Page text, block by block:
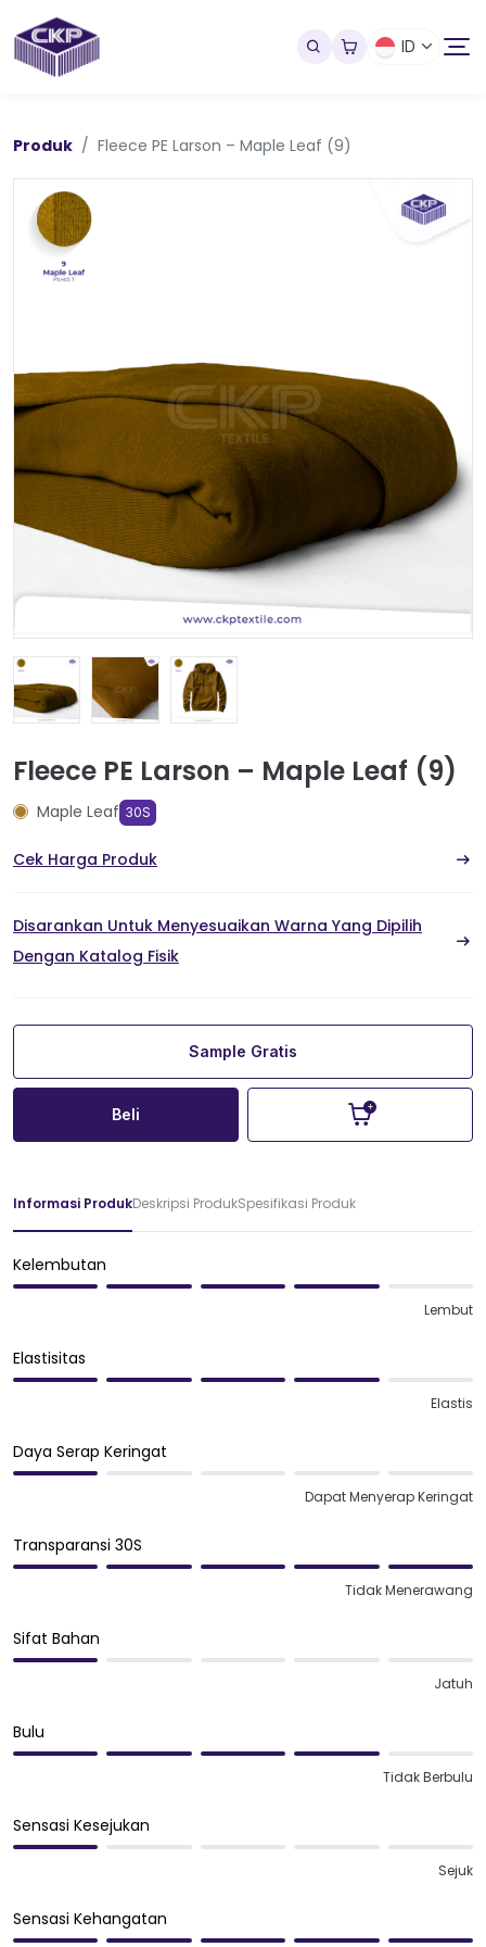
ID
Produk Fleece PE Larson – Maple Leaf (9)
Fleece PE Larson – Maple Leaf (9)
Maple Leaf 30S
Cek Harga Produk
Disarankan Untuk Menyesuaikan Warna Yang Dipilih
Dengan Katalog Fisik
Sample Gratis
Beli
Informasi ProdukDeskripsi ProdukSpesifikasi Produk
Kelembutan
Lembut
Elastisitas
Elastis
Daya Serap Keringat
Dapat Menyerap Keringat
Transparansi 30S
Tidak Menerawang
Sifat Bahan
Jatuh
Bulu
Tidak Berbulu
Sensasi Kesejukan
Sejuk
Sensasi Kehangatan